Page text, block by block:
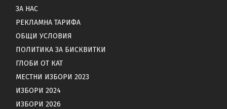
ЗА НАС
РЕКЛАМНА ТАРИФА
ОБЩИ УСЛОВИЯ
ПОЛИТИКА ЗА БИСКВИТКИ
ГЛОБИ ОТ КАТ
МЕСТНИ ИЗБОРИ 2023
ИЗБОРИ 2024
ИЗБОРИ 2026